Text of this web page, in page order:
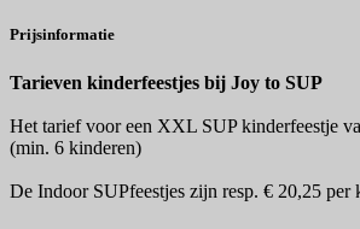
Prijsinformatie
Tarieven kinderfeestjes bij Joy to SUP
Het tarief voor een XXL SUP kinderfeestje
(min. 6 kinderen)
De Indoor SUPfeestjes zijn resp. € 20,25